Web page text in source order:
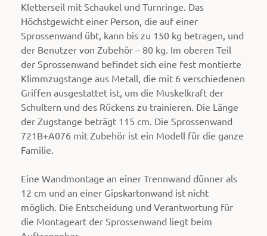
Kletterseil mit Schaukel und Turnringe. Das
Höchstgewicht einer Person, die auf einer
Sprossenwand übt, kann bis zu 150 kg betragen, und
der Benutzer von Zubehör – 80 kg. Im oberen Teil
der Sprossenwand befindet sich eine fest montierte
Klimmzugstange aus Metall, die mit 6 verschiedenen
Griffen ausgestattet ist, um die Muskelkraft der
Schultern und des Rückens zu trainieren. Die Länge
der Zugstange beträgt 115 cm. Die Sprossenwand
721B+A076 mit Zubehör ist ein Modell für die ganze
Familie.
Eine Wandmontage an einer Trennwand dünner als
12 cm und an einer Gipskartonwand ist nicht
möglich. Die Entscheidung und Verantwortung für
die Montageart der Sprossenwand liegt beim